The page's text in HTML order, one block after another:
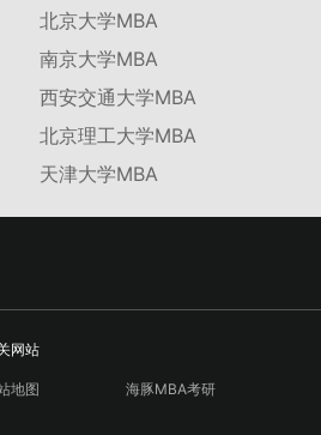
北京大学MBA
南京大学MBA
西安交通大学MBA
北京理工大学MBA
天津大学MBA
网站
地图 海豚MBA考研